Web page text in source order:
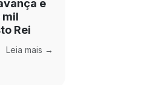
e
mil
Rei
Leia mais →